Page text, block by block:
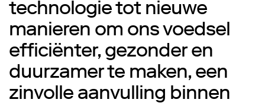
technologie tot nieuwe
manieren om ons voedsel
efficiënter, gezonder en
duurzamer te maken, een
zinvolle aanvulling binnen